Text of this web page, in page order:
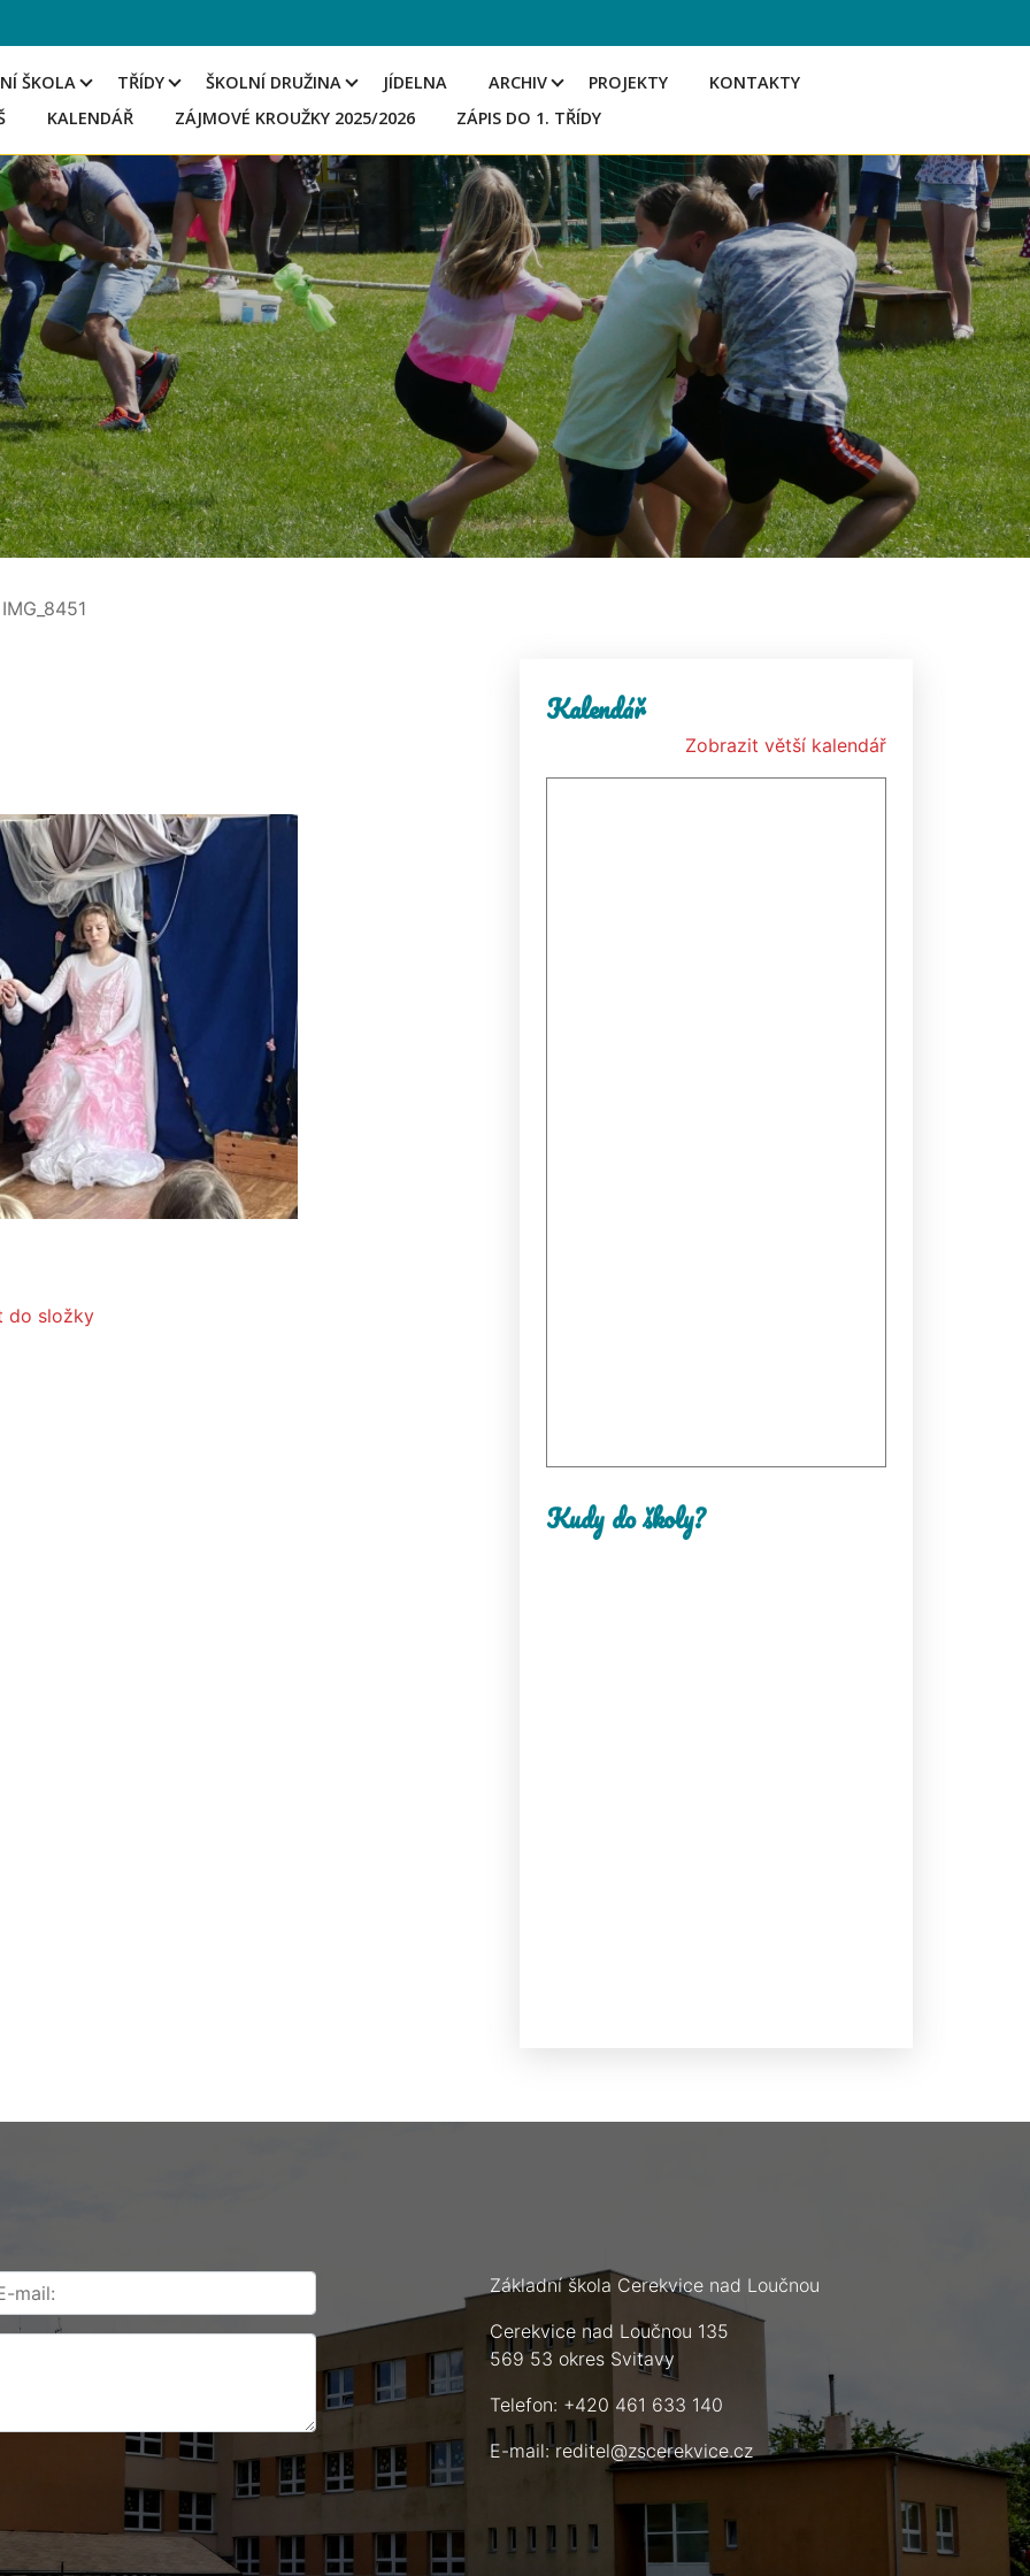
ŠKOLA TŘÍDY ŠKOLNÍ DRUŽINA JÍDELNA ARCHIV PROJEKTY
KONTAKTY
KALENDÁŘ ZÁJMOVÉ KROUŽKY 2025/2026 ZÁPIS DO 1. TŘÍDY
do složky
Kalendář
Zobrazit větší kalendář
Kudy do školy?
Základní škola Cerekvice nad Loučnou
Cerekvice nad Loučnou 135
569 53 okres Svitavy
Telefon: +420 461 633 140
E-mail:reditel@zscerekvice.cz